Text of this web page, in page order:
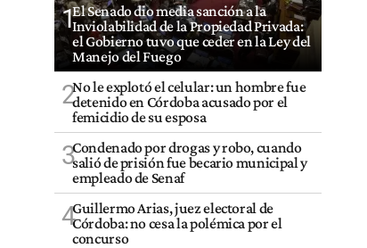
1El Senado dio media sanción a la
Inviolabilidad de la Propiedad Privada:
el Gobierno tuvo que ceder en la Ley del
Manejo del Fuego
2No le explotó el celular: un hombre fue
detenido en Córdoba acusado por el
femicidio de su esposa
3Condenado por drogas y robo, cuando
salió de prisión fue becario municipal y
empleado de Senaf
4Guillermo Arias, juez electoral de
Córdoba: no cesa la polémica por el
concurso